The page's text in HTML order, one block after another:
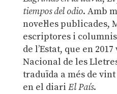
tiempos del odio. Amb
novel·les publicades,
escriptores i
de l’Estat, que en
Nacional de les
traduïda a més de
en el diari El País.